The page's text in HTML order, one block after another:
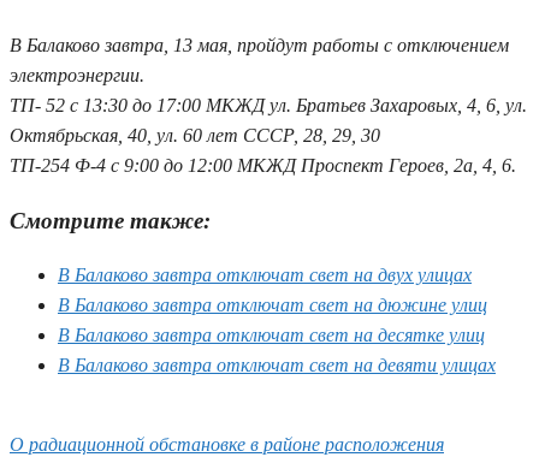
В Балаково завтра, 13 мая, пройдут работы с отключением
электроэнергии.
ТП- 52 с 13:30 до 17:00 МКЖД ул. Братьев Захаровых, 4, 6, ул.
Октябрьская, 40, ул. 60 лет СССР, 28, 29, 30
ТП-254 Ф-4 с 9:00 до 12:00 МКЖД Проспект Героев, 2а, 4, 6.
Смотрите также:
В Балаково завтра отключат свет на двух улицах
В Балаково завтра отключат свет на дюжине улиц
В Балаково завтра отключат свет на десятке улиц
В Балаково завтра отключат свет на девяти улицах
О радиационной обстановке в районе расположения